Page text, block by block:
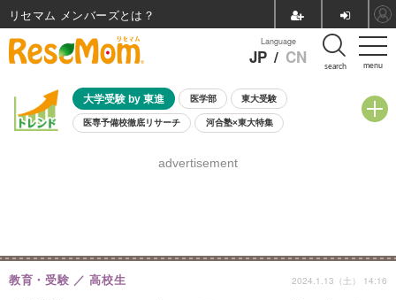
menu
Language
JP / CN search
大学受験 by 東進 医学部 東大受験
医専予備校徹底リサーチ 河合塾×東大特集
8月開催学校説明会・相談会
advertisement
教育・受験 高校生 2024.1.13（土） 14:16
リセマム メンバーズ